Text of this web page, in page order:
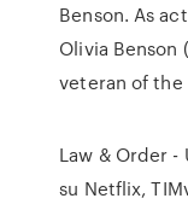
Benson. As
Olivia Benson
veteran of the
Law & Order
su Netflix,